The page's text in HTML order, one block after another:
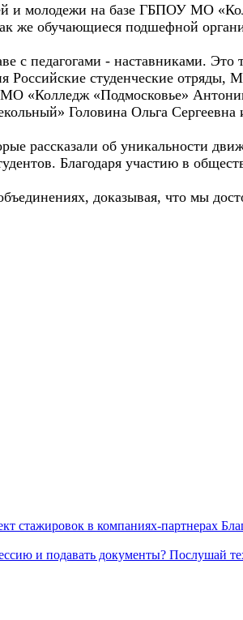
и молодежи на базе ГБПОУ МО
же обучающиеся подшефной
с педагогами - наставниками.
Российские студенческие отряды,
«Колледж «Подмосковье»
Головина Ольга
рассказали об уникальности
Благодаря участию в
доказывая, что мы
стажировок в компаниях-партнерах
и подавать документы? Послушай